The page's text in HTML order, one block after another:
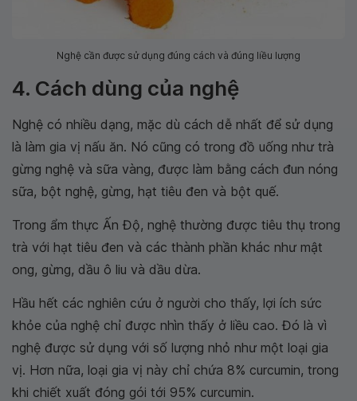
Nghệ cần được sử dụng đúng cách và đúng liều lượng
4. Cách dùng của nghệ
Nghệ có nhiều dạng, mặc dù cách dễ nhất để sử dụng
là làm gia vị nấu ăn. Nó cũng có trong đồ uống như trà
gừng nghệ và sữa vàng, được làm bằng cách đun nóng
sữa, bột nghệ, gừng, hạt tiêu đen và bột quế.
Trong ẩm thực Ấn Độ, nghệ thường được tiêu thụ trong
trà với hạt tiêu đen và các thành phần khác như mật
ong, gừng, dầu ô liu và dầu dừa.
Hầu hết các nghiên cứu ở người cho thấy, lợi ích sức
khỏe của nghệ chỉ được nhìn thấy ở liều cao. Đó là vì
nghệ được sử dụng với số lượng nhỏ như một loại gia
vị. Hơn nữa, loại gia vị này chỉ chứa 8% curcumin, trong
khi chiết xuất đóng gói tới 95% curcumin.